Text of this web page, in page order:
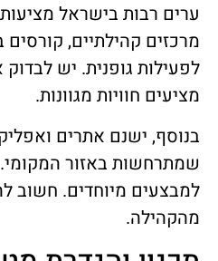
ערים רבות בישראל
מרכזים קהילתיים, קורסים
לפעילות גופנית. יש
מציעים חוויות מגוונות.
בנוסף, ישנם אתרים
שמתרחשות באזור המקומי.
למבצעים מיוחדים. חשוב
מהקהילה.